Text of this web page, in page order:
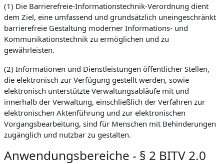
(1) Die Barrierefreie-Informationstechnik-Verordnung dient
dem Ziel, eine umfassend und grundsätzlich uneingeschränkt
barrierefreie Gestaltung moderner Informations- und
Kommunikationstechnik zu ermöglichen und zu
gewährleisten.
(2) Informationen und Dienstleistungen öffentlicher Stellen,
die elektronisch zur Verfügung gestellt werden, sowie
elektronisch unterstützte Verwaltungsabläufe mit und
innerhalb der Verwaltung, einschließlich der Verfahren zur
elektronischen Aktenführung und zur elektronischen
Vorgangsbearbeitung, sind für Menschen mit Behinderungen
zugänglich und nutzbar zu gestalten.
Anwendungsbereiche - § 2 BITV 2.0